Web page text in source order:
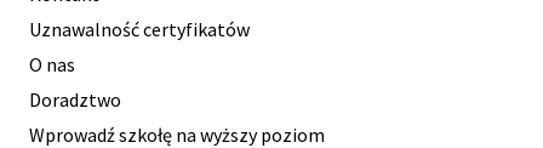
Uznawalność certyfikatów
O nas
Doradztwo
Wprowadź szkołę na wyższy poziom